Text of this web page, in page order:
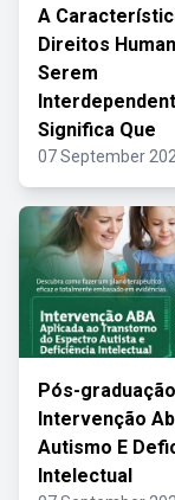
A
Direitos
Serem
Significa Que
07 September
Pós-
Intervenção
Autismo E
Intelectual